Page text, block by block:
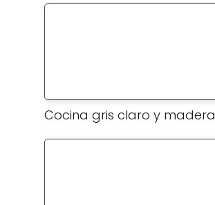
Cocina gris claro y madera